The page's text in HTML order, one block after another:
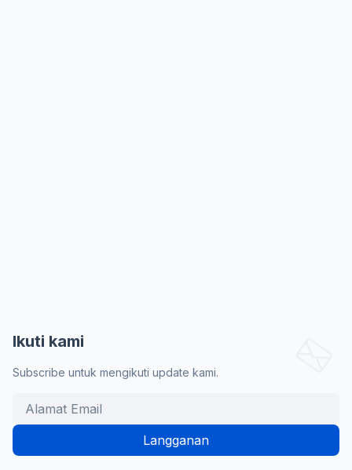
Ikuti kami
Subscribe untuk mengikuti update kami.